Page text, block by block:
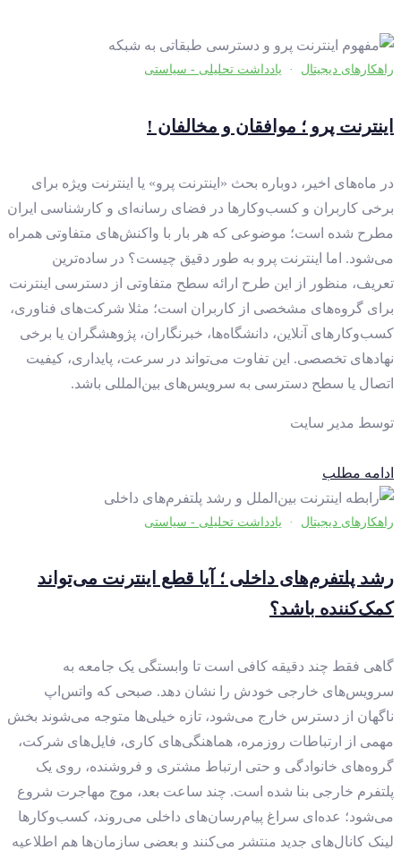
راهکارهای دیجیتال · یادداشت تحلیلی - سیاستی
اینترنت پرو ؛ موافقان و مخالفان !
در ماه‌های اخیر، دوباره بحث «اینترنت پرو» یا اینترنت ویژه برای
برخی کاربران و کسب‌وکارها در فضای رسانه‌ای و کارشناسی ایران
مطرح شده است؛ موضوعی که هر بار با واکنش‌های متفاوتی همراه
می‌شود. اما اینترنت پرو به طور دقیق چیست؟ در ساده‌ترین
تعریف، منظور از این طرح ارائه سطح متفاوتی از دسترسی اینترنت
برای گروه‌های مشخصی از کاربران است؛ مثلا شرکت‌های فناوری،
کسب‌وکارهای آنلاین، دانشگاه‌ها، خبرنگاران، پژوهشگران یا برخی
نهادهای تخصصی. این تفاوت می‌تواند در سرعت، پایداری، کیفیت
اتصال یا سطح دسترسی به سرویس‌های بین‌المللی باشد.
توسط مدیر سایت
ادامه مطلب
راهکارهای دیجیتال · یادداشت تحلیلی - سیاستی
رشد پلتفرم‌های داخلی ؛ آیا قطع اینترنت می‌تواند
کمک‌کننده باشد؟
گاهی فقط چند دقیقه کافی است تا وابستگی یک جامعه به
سرویس‌های خارجی خودش را نشان دهد. صبحی که واتس‌اپ
ناگهان از دسترس خارج می‌شود، تازه خیلی‌ها متوجه می‌شوند بخش
مهمی از ارتباطات روزمره، هماهنگی‌های کاری، فایل‌های شرکت،
گروه‌های خانوادگی و حتی ارتباط مشتری و فروشنده، روی یک
پلتفرم خارجی بنا شده است. چند ساعت بعد، موج مهاجرت شروع
می‌شود؛ عده‌ای سراغ پیام‌رسان‌های داخلی می‌روند، کسب‌وکارها
لینک کانال‌های جدید منتشر می‌کنند و بعضی سازمان‌ها هم اطلاعیه